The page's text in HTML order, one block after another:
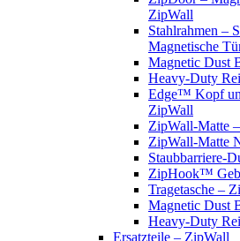
ZipWall
Stahlrahmen –
Magnetische
Magnetic Dust
Heavy-Duty
Edge™ Kopf
ZipWall
ZipWall-Matte
ZipWall-Matte
Staubbarriere-
ZipHook™
Tragetasche –
Magnetic Dust
Heavy-Duty
Ersatzteile – ZipWall